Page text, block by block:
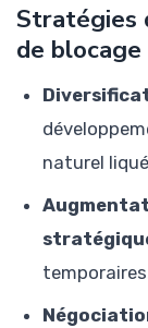
Stratégies
de blocage
naturel